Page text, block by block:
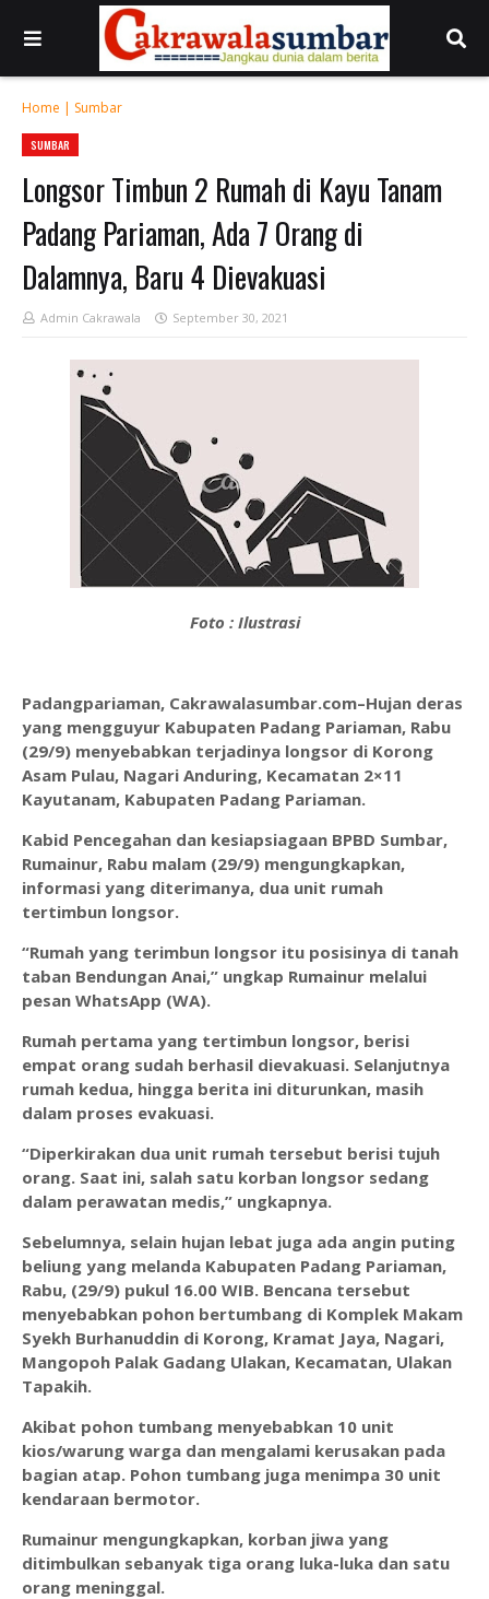
Home | Sumbar
SUMBAR
Longsor Timbun 2 Rumah di Kayu Tanam
Padang Pariaman, Ada 7 Orang di
Dalamnya, Baru 4 Dievakuasi
Admin Cakrawala September 30, 2021
Foto : Ilustrasi
Padangpariaman, Cakrawalasumbar.com–Hujan deras
yang mengguyur Kabupaten Padang Pariaman, Rabu
(29/9) menyebabkan terjadinya longsor di Korong
Asam Pulau, Nagari Anduring, Kecamatan 2×11
Kayutanam, Kabupaten Padang Pariaman.
Kabid Pencegahan dan kesiapsiagaan BPBD Sumbar,
Rumainur, Rabu malam (29/9) mengungkapkan,
informasi yang diterimanya, dua unit rumah
tertimbun longsor.
“Rumah yang terimbun longsor itu posisinya di tanah
taban Bendungan Anai,” ungkap Rumainur melalui
pesan WhatsApp (WA).
Rumah pertama yang tertimbun longsor, berisi
empat orang sudah berhasil dievakuasi. Selanjutnya
rumah kedua, hingga berita ini diturunkan, masih
dalam proses evakuasi.
“Diperkirakan dua unit rumah tersebut berisi tujuh
orang. Saat ini, salah satu korban longsor sedang
dalam perawatan medis,” ungkapnya.
Sebelumnya, selain hujan lebat juga ada angin puting
beliung yang melanda Kabupaten Padang Pariaman,
Rabu, (29/9) pukul 16.00 WIB. Bencana tersebut
menyebabkan pohon bertumbang di Komplek Makam
Syekh Burhanuddin di Korong, Kramat Jaya, Nagari,
Mangopoh Palak Gadang Ulakan, Kecamatan, Ulakan
Tapakih.
Akibat pohon tumbang menyebabkan 10 unit
kios/warung warga dan mengalami kerusakan pada
bagian atap. Pohon tumbang juga menimpa 30 unit
kendaraan bermotor.
Rumainur mengungkapkan, korban jiwa yang
ditimbulkan sebanyak tiga orang luka-luka dan satu
orang meninggal.